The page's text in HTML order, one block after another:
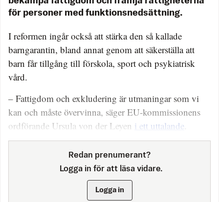
för personer med funktionsnedsättning.
I reformen ingår också att stärka den så kallade
barngarantin, bland annat genom att säkerställa att
barn får tillgång till förskola, sport och psykiatrisk
vård.
– Fattigdom och exkludering är utmaningar som vi
kan och måste övervinna, säger EU-kommissionens
ordförande Ursula von der Leyen i ett uttalande
Redan prenumerant?
Logga in för att läsa vidare.
Logga in